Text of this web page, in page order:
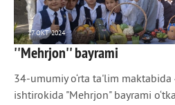
17 ОКТ 2024
916 0
''Mehrjon'' bayrami
34-umumiy o‘rta ta'lim maktabida
ishtirokida "Mehrjon" bayrami